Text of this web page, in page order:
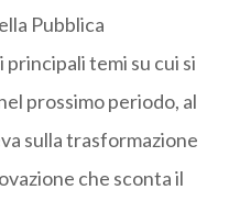
Pubblica
temi su cui si
prossimo periodo, al
sulla trasformazione
che sconta il